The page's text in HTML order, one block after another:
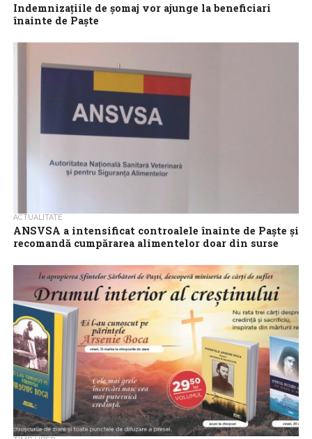
Indemnizațiile de șomaj vor ajunge la beneficiari
înainte de Paște
anunțat,...
ACTUALITATE
ANSVSA a intensificat controalele înainte de Paște și
recomandă cumpărarea alimentelor doar din surse
Autoritatea Națională Sanitară Veterinară și pentru Siguranța
Alimentelor (ANSVSA) intensifică, la nivel național, acțiunile de
monitorizare, prevenție și control în perioada premergătoare...